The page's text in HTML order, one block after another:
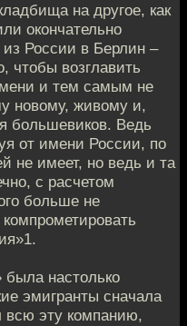
на другое, как
окончательно
России в Берлин –
чтобы возглавить
и тем самым не
новому, живому и,
большевиков. Ведь
от имени России, по
не имеет, но ведь и та
с расчетом
больше не
настолько
эмигранты сначала
всю эту компанию,